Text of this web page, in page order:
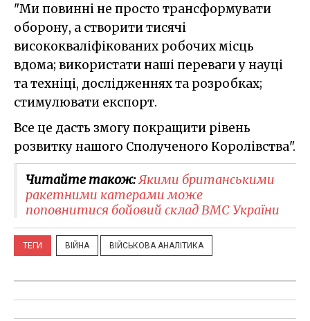
"Ми повинні не просто трансформувати
оборону, а створити тисячі
висококваліфікованих робочих місць
вдома; використати наші переваги у науці
та техніці, дослідженнях та розробках;
стимулювати експорт.
Все це дасть змогу покращити рівень
розвитку нашого Сполученого Королівства".
Читайте також:​Якими британськими
ракетними катерами може
поповнитися бойовий склад ВМС України
ТЕГИ ВІЙНА ВІЙСЬКОВА АНАЛІТИКА